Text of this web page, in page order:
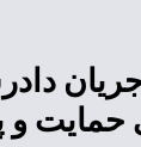
حمایت